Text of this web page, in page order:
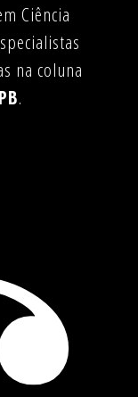
Ciência
na coluna
PB.